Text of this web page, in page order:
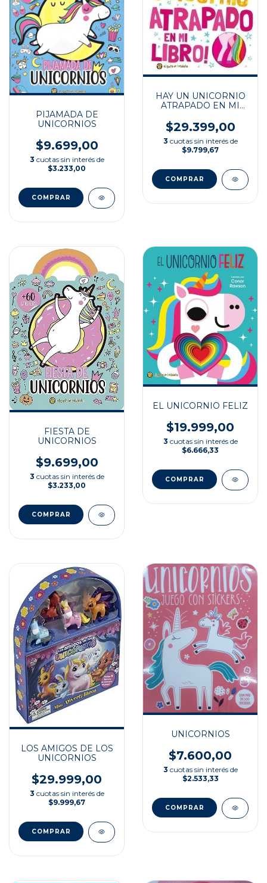
PIJAMADA DE
UNICORNIOS
$9.699,00
3 cuotas sin interés de
$3.233,00
HAY UN UNICORNIO
ATRAPADO EN MI
$29.399,00
3 cuotas sin interés de
$9.799,67
FIESTA DE
UNICORNIOS
$9.699,00
3 cuotas sin interés de
$3.233,00
EL UNICORNIO FELIZ
$19.999,00
3 cuotas sin interés de
$6.666,33
LOS AMIGOS DE LOS
UNICORNIOS
$29.999,00
3 cuotas sin interés de
$9.999,67
UNICORNIOS
$7.600,00
3 cuotas sin interés de
$2.533,33